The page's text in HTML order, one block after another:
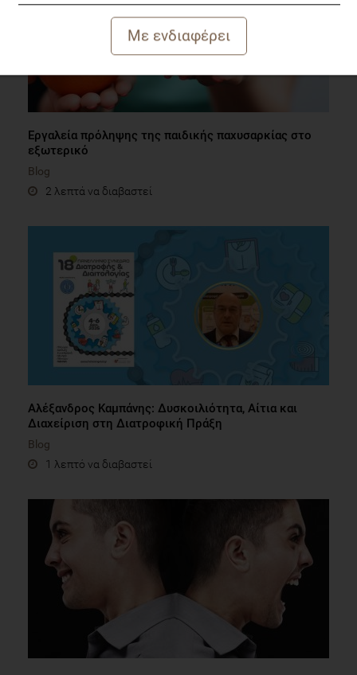
Εργαλεία πρόληψης της παιδικής παχυσαρκίας στο
εξωτερικό
Blog
2 λεπτά να διαβαστεί
Αλέξανδρος Καμπάνης: Δυσκοιλιότητα, Αίτια και
Διαχείριση στη Διατροφική Πράξη
Blog
1 λεπτό να διαβαστεί